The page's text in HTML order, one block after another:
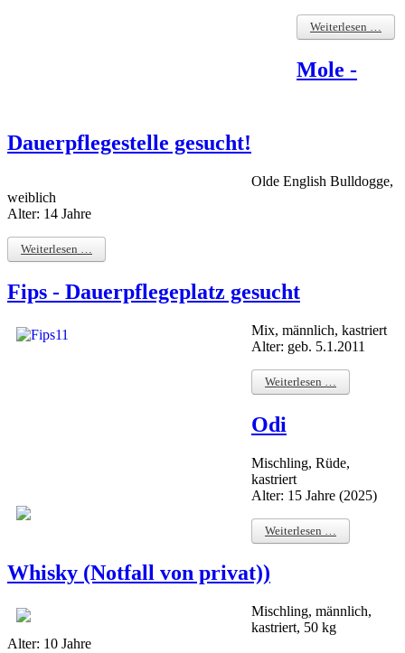
Weiterlesen …
Mole -
Dauerpflegestelle gesucht!
Olde English Bulldogge,
weiblich
Alter: 14 Jahre
Weiterlesen …
Fips - Dauerpflegeplatz gesucht
Mix, männlich, kastriert
Alter: geb. 5.1.2011
Weiterlesen …
Odi
Mischling, Rüde,
kastriert
Alter: 15 Jahre (2025)
Weiterlesen …
Whisky (Notfall von privat))
Mischling, männlich,
kastriert, 50 kg
Alter: 10 Jahre